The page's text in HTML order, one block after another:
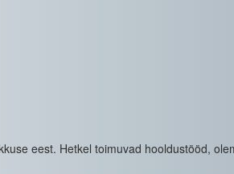
eest. Hetkel toimuvad hooldustööd,